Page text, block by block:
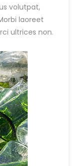
volutpat,
laoreet
ultrices non.